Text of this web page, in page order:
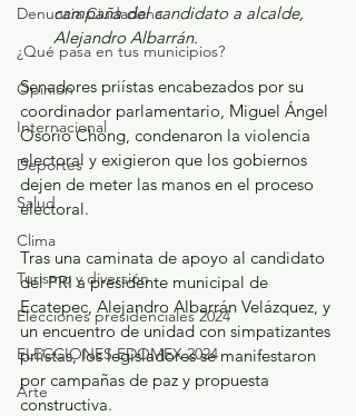
Denuncia Ciudadana
¿Qué pasa en tus municipios?
Opinión
Internacional
Deportes
Salud
Clima
Turismo y diversión
Elecciones presidenciales 2024
ELECCIONES EDOMEX 2024
Arte
campaña del candidato a alcalde,
Alejandro Albarrán.
Senadores priístas encabezados por su
coordinador parlamentario, Miguel Ángel
Osorio Chong, condenaron la violencia
electoral y exigieron que los gobiernos
dejen de meter las manos en el proceso
electoral.
Tras una caminata de apoyo al candidato
del PRI a presidente municipal de
Ecatepec, Alejandro Albarrán Velázquez, y
un encuentro de unidad con simpatizantes
priístas, los legisladores se manifestaron
por campañas de paz y propuesta
constructiva.